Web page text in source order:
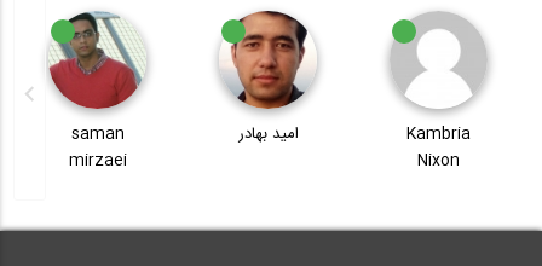
امید بهادر
saman
وحید رضوی